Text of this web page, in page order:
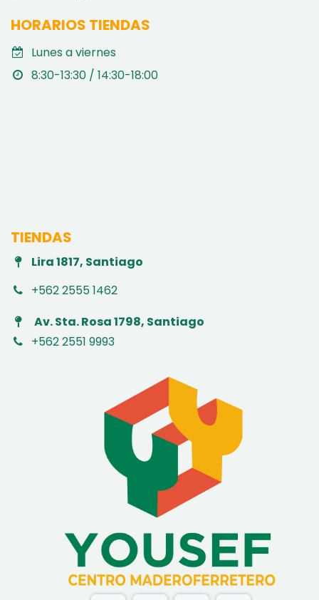
HORARIOS TIENDAS
Lunes a viernes
8:30-13:30 / 14:30-18:00
TIENDAS
Lira 1817, Santiago
+562 2555 1462
Av. Sta. Rosa 1798, Santiago
+562 2551 9993